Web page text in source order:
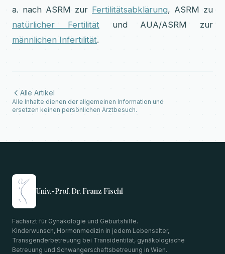
a. nach ASRM zur Fertilitätsabklärung, ASRM zu
natürlicher Fertilität und AUA/ASRM zur
männlichen Infertilität.
Alle Artikel
Alle Inhalte dienen der allgemeinen Information und
ersetzen keinen persönlichen Arztbesuch.
Univ.-Prof. Dr. Franz Fischl
Facharzt für Gynäkologie und Geburtshilfe.
Kinderwunsch, Hormonmedizin in jedem Lebensalter,
Transgenderbetreuung bei Transidentität, gynäkologische
Betreuung und Schwangerschaftsbetreuung in Wien.